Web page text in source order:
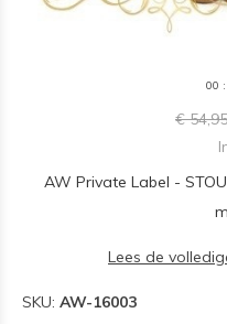
00 :
€ 54,95
AW Private Label -
Lees de
SKU: AW-16003